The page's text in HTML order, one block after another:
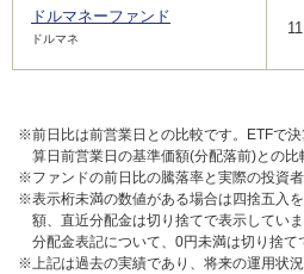
ドルマネーファンド
ドルマネ
※前日比は前営業日との比較です。ETFで
算日前営業日の基準価額(分配落前)との比
※ファンドの前日比の騰落率と実際の投資者
※表示桁未満の数値がある場合は四捨五入
額、直近分配金は切り捨てで表示してい
分配金表記について、0円未満は切り捨て
※上記は過去の実績であり、将来の運用状